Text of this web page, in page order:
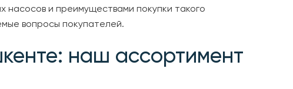
насосов и преимуществами покупки такого
вопросы покупателей.
наш ассортимент